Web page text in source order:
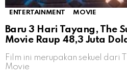
ENTERTAINMENT MOVIE
Baru 3 Hari Tayang, The
Movie Raup 48,3 Juta
Film ini merupakan sekuel dari
Movie